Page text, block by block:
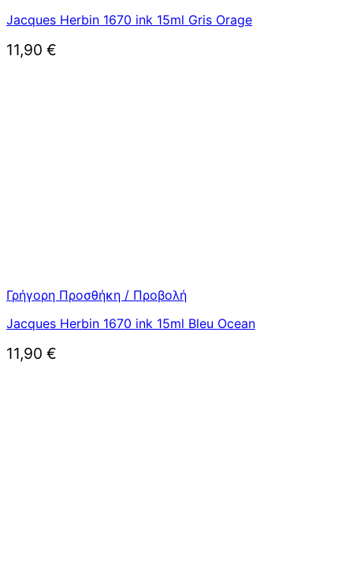
Jacques Herbin 1670 ink 15ml Gris Orage
11,90 €
Γρήγορη Προσθήκη / Προβολή
Jacques Herbin 1670 ink 15ml Bleu Ocean
11,90 €